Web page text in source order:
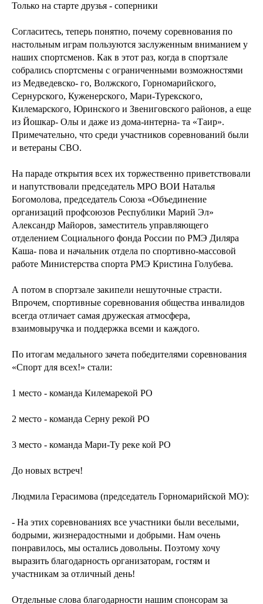
Только на старте друзья - соперники
Согласитесь, теперь понятно, почему соревнования по
настольным играм пользуются заслуженным вниманием у
наших спортсменов. Как в этот раз, когда в спортзале
собрались спортсмены с ограниченными возможностями
из Медведевско- го, Волжского, Горномарийского,
Сернурского, Куженерского, Мари-Турекского,
Килемарского, Юринского и Звениговского районов, а еще
из Йошкар- Олы и даже из дома-интерна- та «Таир».
Примечательно, что среди участников соревнований были
и ветераны СВО.
На параде открытия всех их торжественно приветствовали
и напутствовали председатель МРО ВОИ Наталья
Богомолова, председатель Союза «Объединение
организаций профсоюзов Республики Марий Эл»
Александр Майоров, заместитель управляющего
отделением Социального фонда России по РМЭ Диляра
Каша- пова и начальник отдела по спортивно-массовой
работе Министерства спорта РМЭ Кристина Голубева.
А потом в спортзале закипели нешуточные страсти.
Впрочем, спортивные соревнования общества инвалидов
всегда отличает самая дружеская атмосфера,
взаимовыручка и поддержка всеми и каждого.
По итогам медального зачета победителями соревнования
«Спорт для всех!» стали:
1 место - команда Килемарекой РО
2 место - команда Серну рекой РО
3 место - команда Мари-Ту реке кой РО
До новых встреч!
Людмила Герасимова (председатель Горномарийской МО):
- На этих соревнованиях все участники были веселыми,
бодрыми, жизнерадостными и добрыми. Нам очень
понравилось, мы остались довольны. Поэтому хочу
выразить благодарность организаторам, гостям и
участникам за отличный день!
Отдельные слова благодарности нашим спонсорам за